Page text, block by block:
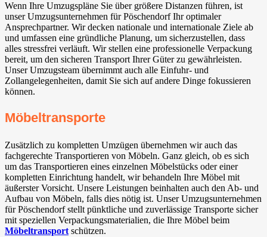
Wenn Ihre Umzugspläne Sie über größere Distanzen führen, ist
unser Umzugsunternehmen für Pöschendorf Ihr optimaler
Ansprechpartner. Wir decken nationale und internationale Ziele ab
und umfassen eine gründliche Planung, um sicherzustellen, dass
alles stressfrei verläuft. Wir stellen eine professionelle Verpackung
bereit, um den sicheren Transport Ihrer Güter zu gewährleisten.
Unser Umzugsteam übernimmt auch alle Einfuhr- und
Zollangelegenheiten, damit Sie sich auf andere Dinge fokussieren
können.
Möbeltransporte
Zusätzlich zu kompletten Umzügen übernehmen wir auch das
fachgerechte Transportieren von Möbeln. Ganz gleich, ob es sich
um das Transportieren eines einzelnen Möbelstücks oder einer
kompletten Einrichtung handelt, wir behandeln Ihre Möbel mit
äußerster Vorsicht. Unsere Leistungen beinhalten auch den Ab- und
Aufbau von Möbeln, falls dies nötig ist. Unser Umzugsunternehmen
für Pöschendorf stellt pünktliche und zuverlässige Transporte sicher
mit speziellen Verpackungsmaterialien, die Ihre Möbel beim
Möbeltransportschützen.